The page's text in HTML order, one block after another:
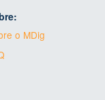
o MDig